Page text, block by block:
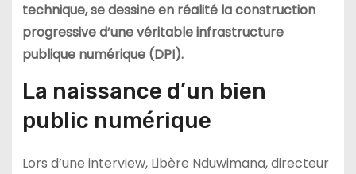
technique, se dessine en réalité la construction
progressive d’une véritable infrastructure
publique numérique (DPI).
La naissance d’un bien
public numérique
Lors d’une interview, Libère Nduwimana, directeur